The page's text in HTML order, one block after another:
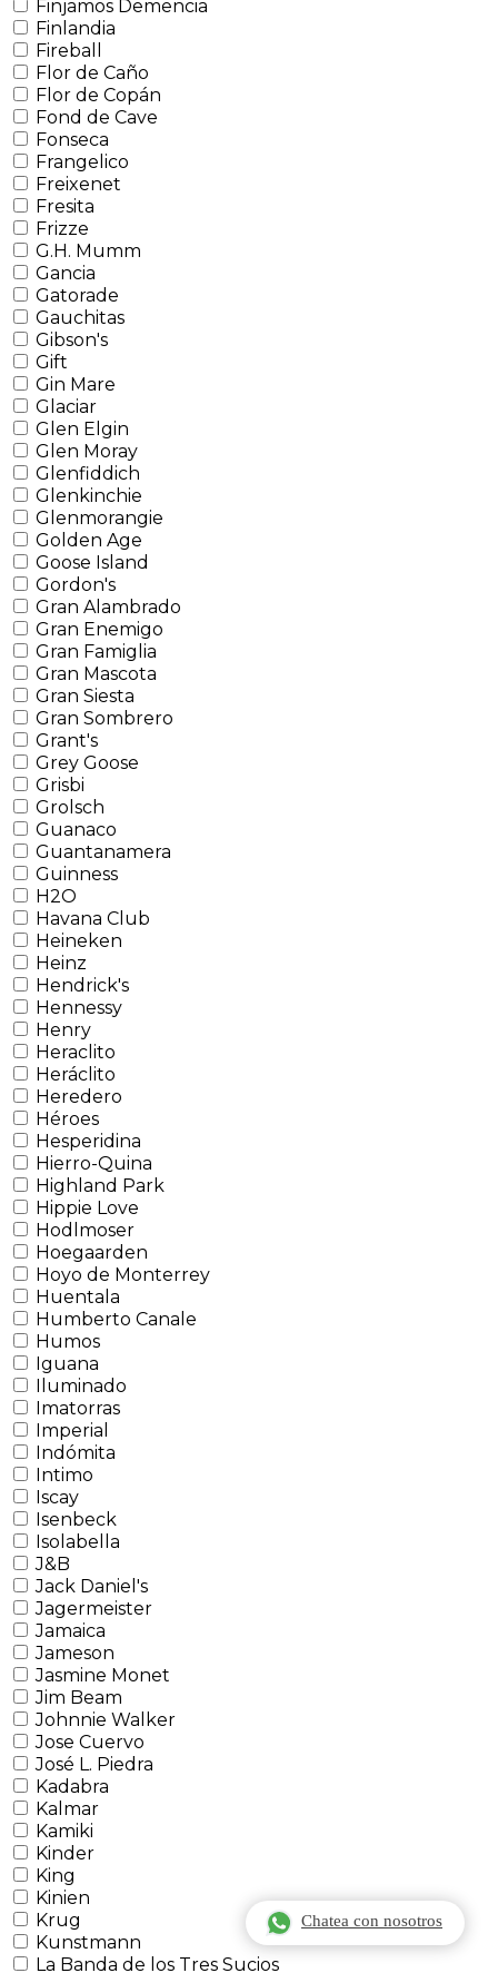
Chatea con nosotros
Finjamos Demencia
Finlandia
Fireball
Flor de Caño
Flor de Copán
Fond de Cave
Fonseca
Frangelico
Freixenet
Fresita
Frizze
G.H. Mumm
Gancia
Gatorade
Gauchitas
Gibson's
Gift
Gin Mare
Glaciar
Glen Elgin
Glen Moray
Glenfiddich
Glenkinchie
Glenmorangie
Golden Age
Goose Island
Gordon's
Gran Alambrado
Gran Enemigo
Gran Famiglia
Gran Mascota
Gran Siesta
Gran Sombrero
Grant's
Grey Goose
Grisbi
Grolsch
Guanaco
Guantanamera
Guinness
H2O
Havana Club
Heineken
Heinz
Hendrick's
Hennessy
Henry
Heraclito
Heráclito
Heredero
Héroes
Hesperidina
Hierro-Quina
Highland Park
Hippie Love
Hodlmoser
Hoegaarden
Hoyo de Monterrey
Huentala
Humberto Canale
Humos
Iguana
Iluminado
Imatorras
Imperial
Indómita
Intimo
Iscay
Isenbeck
Isolabella
J&B
Jack Daniel's
Jagermeister
Jamaica
Jameson
Jasmine Monet
Jim Beam
Johnnie Walker
Jose Cuervo
José L. Piedra
Kadabra
Kalmar
Kamiki
Kinder
King
Kinien
Krug
Kunstmann
La Banda de los Tres Sucios